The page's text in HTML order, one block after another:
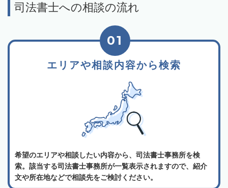
司法書士への相談の流れ
エリアや相談内容から検索
01
希望のエリアや相談したい内容から、司法書士事務所を検
索。該当する司法書士事務所が一覧表示されますので、紹介
文や所在地などで相談先をご検討ください。